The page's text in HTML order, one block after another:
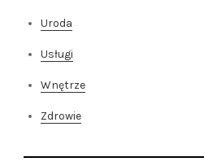
Uroda
Usługi
Wnętrze
Zdrowie